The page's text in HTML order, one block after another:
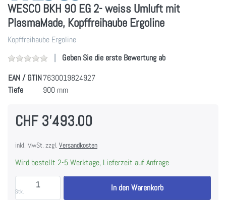
WESCO BKH 90 EG 2- weiss Umluft mit
PlasmaMade, Kopffreihaube Ergoline
Kopffreihaube Ergoline
Geben Sie die erste Bewertung ab
EAN / GTIN7630019824927
Tiefe
900 mm
CHF 3'493.00
inkl. MwSt. zzgl. Versandkosten
Wird bestellt 2-5 Werktage, Lieferzeit auf Anfrage
Stk.
WESCO BKH 90 EG 2- weiss Umluft mit
In den Warenkorb